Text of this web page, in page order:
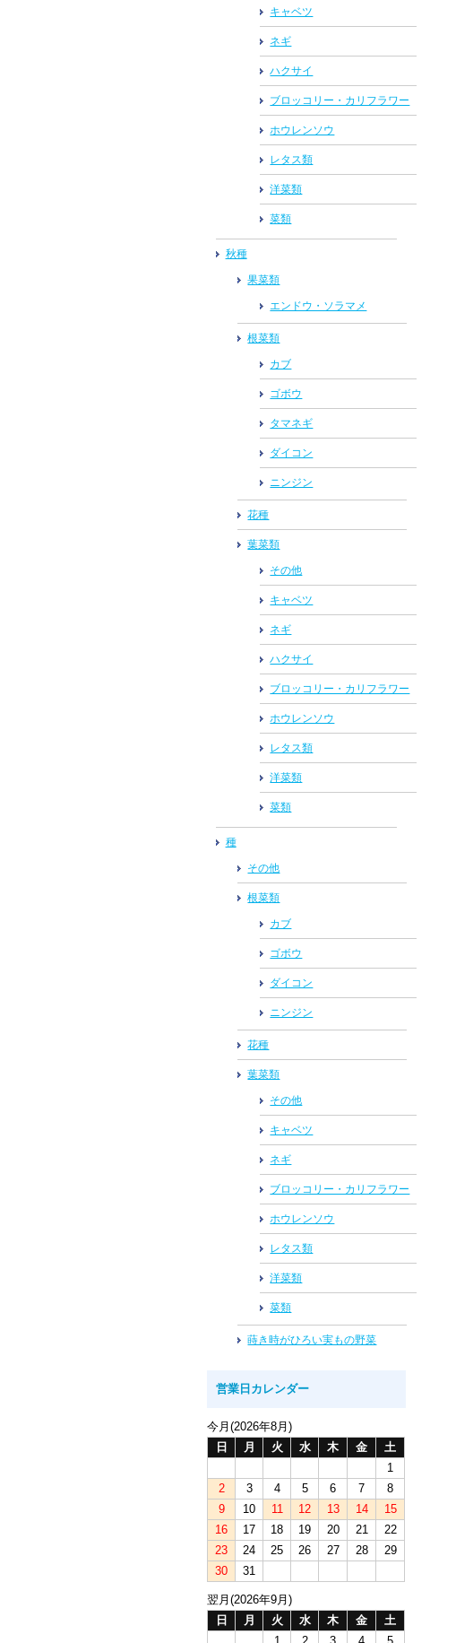
キャベツ
ネギ
ハクサイ
ブロッコリー・カリフラワー
ホウレンソウ
レタス類
洋菜類
菜類
秋種
果菜類
エンドウ・ソラマメ
根菜類
カブ
ゴボウ
タマネギ
ダイコン
ニンジン
花種
葉菜類
その他
キャベツ
ネギ
ハクサイ
ブロッコリー・カリフラワー
ホウレンソウ
レタス類
洋菜類
菜類
種
その他
根菜類
カブ
ゴボウ
ダイコン
ニンジン
花種
葉菜類
その他
キャベツ
ネギ
ブロッコリー・カリフラワー
ホウレンソウ
レタス類
洋菜類
菜類
蒔き時がひろい実もの野菜
営業日カレンダー
今月(2026年8月)
日
月 火 水 木 金
土
1
2
3 4 5 6 7
8
9
10 11 12 13 14
15
16
17 18 19 20 21
22
23
24 25 26 27 28
29
30
31
翌月(2026年9月)
日
月 火 水 木 金
土